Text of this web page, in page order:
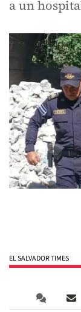
a un
EL SALVADOR TIMES